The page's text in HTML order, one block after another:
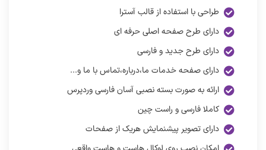
طراحی با استفاده از قالب آسترا
دارای طرح صفحه اصلی حرفه ای
دارای طرح جدید و فارسی
دارای صفحه خدمات ما،درباره،تماس با ما و...
ارائه به صورت بسته نصبی آسان فارسی وردپرس
کاملا فارسی و راست چین
دارای تصویر پیشنمایش هریک از صفحات